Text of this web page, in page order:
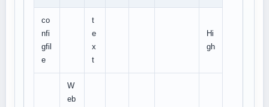
co
nfi
gfil
e
t
e
x
t
Hi
gh
W
eb